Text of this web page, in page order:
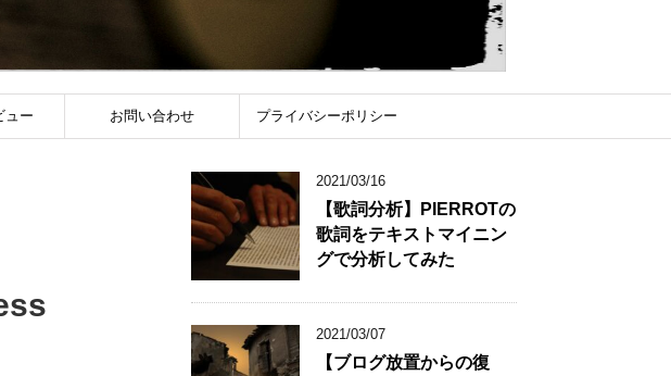
ュー お問い合わせ プライバシーポリシー
2021/03/16
【歌詞分析】PIERROTの
歌詞をテキストマイニン
グで分析してみた
2021/03/07
【ブログ放置からの復